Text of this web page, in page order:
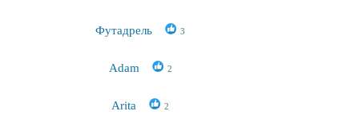
Футадрель 3
Adam 2
Arita 2